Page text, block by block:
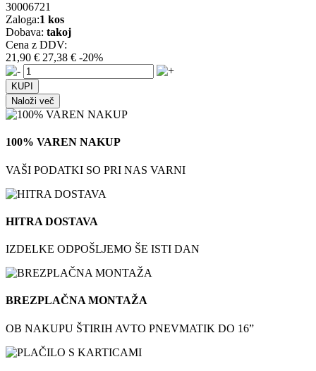
30006721
Zaloga:1 kos
Dobava: takoj
Cena z DDV:
21,90 € 27,38 € -20%
Naloži več
100% VAREN NAKUP
VAŠI PODATKI SO PRI NAS VARNI
HITRA DOSTAVA
IZDELKE ODPOŠLJEMO ŠE ISTI DAN
BREZPLAČNA MONTAŽA
OB NAKUPU ŠTIRIH AVTO PNEVMATIK DO 16”